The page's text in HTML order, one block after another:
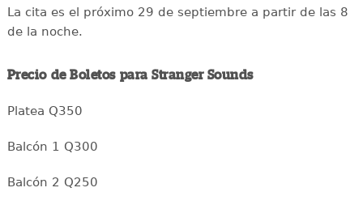
La cita es el próximo 29 de septiembre a partir de las 8
de la noche.
Precio de Boletos para Stranger Sounds
Platea Q350
Balcón 1 Q300
Balcón 2 Q250